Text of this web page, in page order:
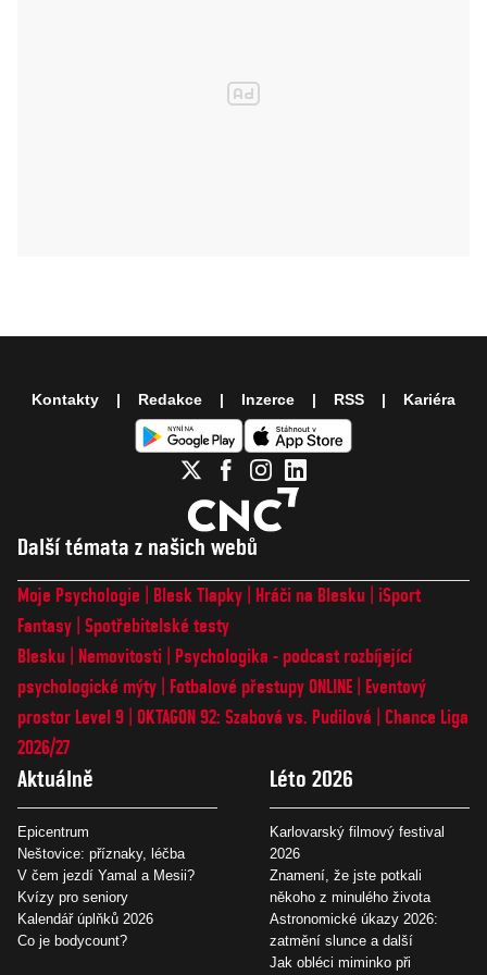
Další témata z našich webů
Moje Psychologie Blesk Tlapky Hráči na Blesku
iSport
Fantasy Spotřebitelské testy
Blesku
Nemovitosti
Psychologika - podcast rozbíjející
psychologické mýty
Fotbalové přestupy ONLINE
Eventový
prostor Level 9 OKTAGON 92: Szabová vs. Pudilová
Chance Liga
2026/27
Aktuálně
Epicentrum
Neštovice: příznaky, léčba
V čem jezdí Yamal a Mesii?
Kvízy pro seniory
Kalendář úplňků 2026
Co je bodycount?
Léto 2026
Karlovarský filmový festival
2026
Znamení, že jste potkali
někoho z minulého života
Astronomické úkazy 2026:
zatmění slunce a další
Jak obléci miminko při
Kontakty Redakce Inzerce RSS Kariéra